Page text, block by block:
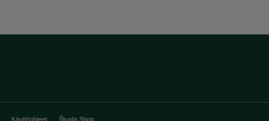
Käyttöohjeet Škoda Shop